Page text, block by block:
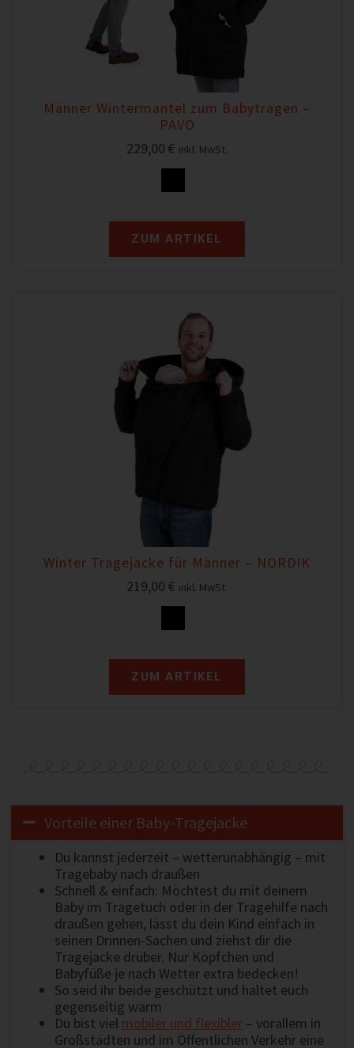
Männer Wintermantel zum Babytragen –
PAVO
229,00 € inkl. MwSt.
ZUM ARTIKEL
Winter Tragejacke für Männer – NORDIK
219,00 € inkl. MwSt.
ZUM ARTIKEL
Vorteile einer Baby-Tragejacke
Du kannst jederzeit – wetterunabhängig – mit
Tragebaby nach draußen
Schnell & einfach: Möchtest du mit deinem
Baby im Tragetuch oder in der Tragehilfe nach
draußen gehen, lässt du dein Kind einfach in
seinen Drinnen-Sachen und ziehst dir die
Tragejacke drüber. Nur Köpfchen und
Babyfüße je nach Wetter extra bedecken!
So seid ihr beide geschützt und haltet euch
gegenseitig warm
Du bist viel mobiler und flexibler – vorallem in
Großstädten und im Öffentlichen Verkehr eine